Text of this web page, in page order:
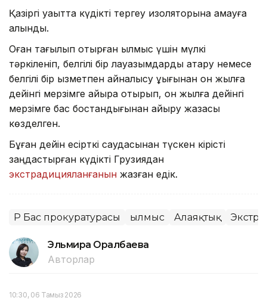
Қазіргі уақытта күдікті тергеу изоляторына қамауға
алынды.
Оған тағылып отырған қылмыс үшін мүлкі
тәркіленіп, белгілі бір лауазымдарды атқару немесе
белгілі бір қызметпен айналысу құқығынан он жылға
дейінгі мерзімге айыра отырып, он жылға дейінгі
мерзімге бас бостандығынан айыру жазасы
көзделген.
Бұған дейін есірткі саудасынан түскен кірісті
заңдастырған күдікті Грузиядан
экстрадицияланғанын жазған едік.
ҚР Бас прокуратурасы Қылмыс Алаяқтық
Эльмира Оралбаева
Авторлар
10:30, 06 Тамыз 2026